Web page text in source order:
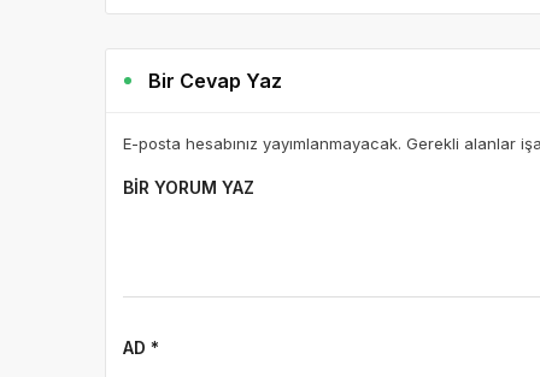
Bir Cevap Yaz
E-posta hesabınız yayımlanmayacak. Gerekli alanlar
BIR YORUM YAZ
AD *